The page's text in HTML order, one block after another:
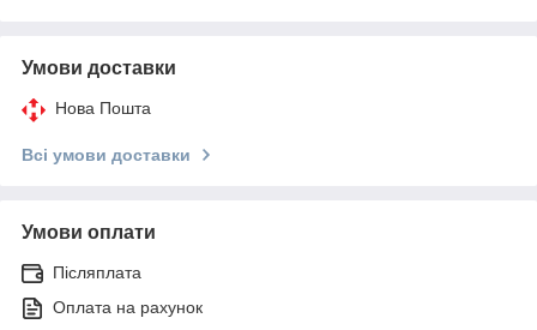
Умови доставки
Нова Пошта
Всі умови доставки
Умови оплати
Післяплата
Оплата на рахунок